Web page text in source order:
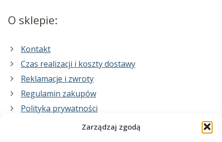
Zarządzaj zgodą
O sklepie:
Kontakt
Czas realizacji i koszty dostawy
Reklamacje i zwroty
Regulamin zakupów
Polityka prywatności